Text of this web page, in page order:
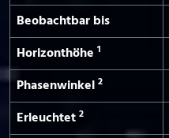
Beobachtbar bis
Horizont­höhe 1
Phasen­winkel 2
Erleuchtet 2